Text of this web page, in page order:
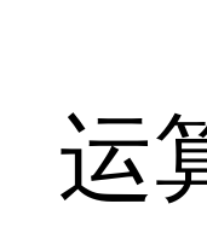
运